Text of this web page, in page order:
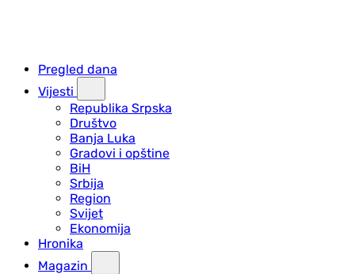
Pregled dana
Vijesti
Republika Srpska
Društvo
Banja Luka
Gradovi i opštine
BiH
Srbija
Region
Svijet
Ekonomija
Hronika
Magazin